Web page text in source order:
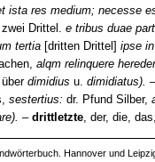
ista res medium; necesse
Drittel. e tribus duae
tertia[dritten Drittel] ipse
alqm relinquere
dimidius u. dimidiatus).
sestertius: dr. Pfund Silber,
– drittletzte, der, die, das,
Hannover und